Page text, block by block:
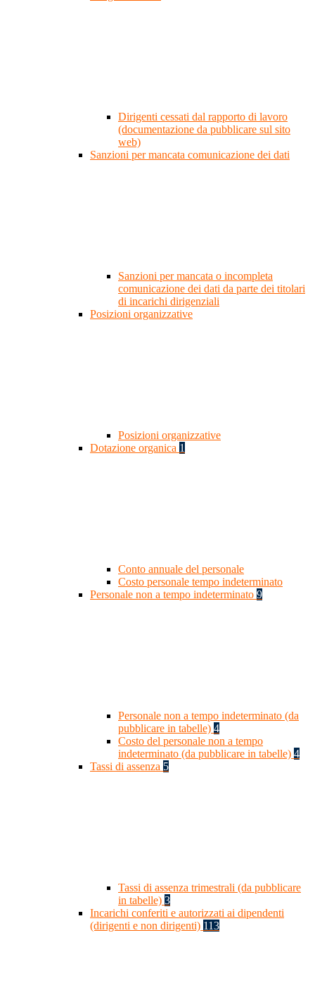
Dirigenti cessati dal rapporto di lavoro
(documentazione da pubblicare sul sito
web)
Sanzioni per mancata comunicazione dei dati
Sanzioni per mancata o incompleta
comunicazione dei dati da parte dei titolari
di incarichi dirigenziali
Posizioni organizzative
Posizioni organizzative
Dotazione organica 1
Conto annuale del personale
Costo personale tempo indeterminato
Personale non a tempo indeterminato 9
Personale non a tempo indeterminato (da
pubblicare in tabelle) 4
Costo del personale non a tempo
indeterminato (da pubblicare in tabelle) 4
Tassi di assenza 5
Tassi di assenza trimestrali (da pubblicare
in tabelle) 3
Incarichi conferiti e autorizzati ai dipendenti
(dirigenti e non dirigenti) 113